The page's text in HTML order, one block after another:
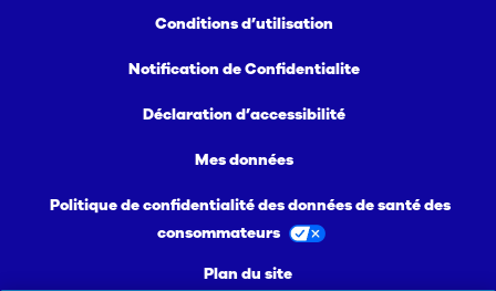
Conditions d’utilisation
Notification de Confidentialite
Déclaration d’accessibilité
Mes données
Politique de confidentialité des données de santé des
consommateurs
Plan du site